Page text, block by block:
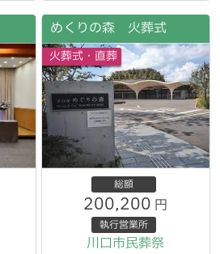
めくりの森 火葬式
火葬式・直葬
総額
200,200 円
執行営業所
川口市民葬祭